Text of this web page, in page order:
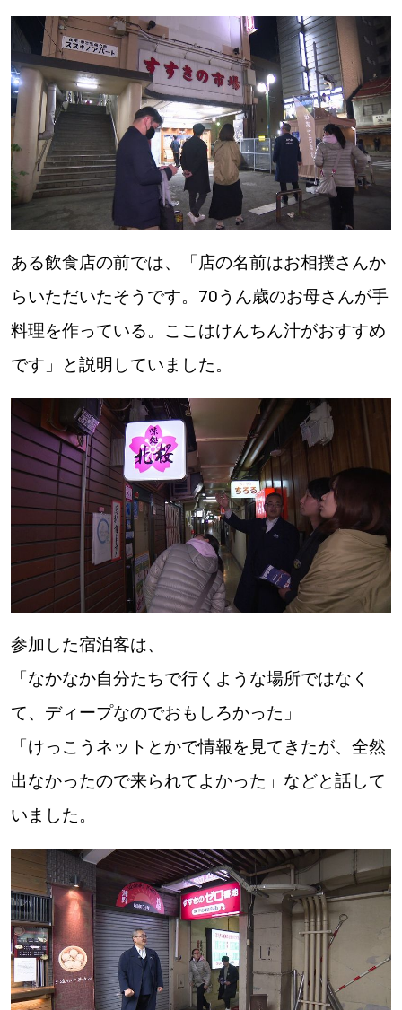
ある飲食店の前では、「店の名前はお相撲さんか
らいただいたそうです。70うん歳のお母さんが手
料理を作っている。ここはけんちん汁がおすすめ
です」と説明していました。
参加した宿泊客は、
「なかなか自分たちで行くような場所ではなく
て、ディープなのでおもしろかった」
「けっこうネットとかで情報を見てきたが、全然
出なかったので来られてよかった」などと話して
いました。